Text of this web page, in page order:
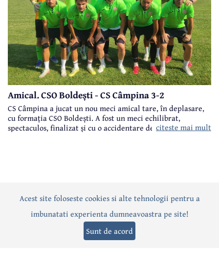
Amical. CSO Boldești - CS Câmpina 3-2
CS Câmpina a jucat un nou meci amical tare, în deplasare,
cu formația CSO Boldești. A fost un meci echilibrat,
spectaculos, finalizat și cu o accidentare destul de gravă, la
citeste mai mult
ActualitatePoliticăSocialEvenimentInterviuri
Editorial Sport Anunțuri
Acest site foloseste cookies si alte tehnologii pentru a
imbunatati experienta dumneavoastra pe site!
Sunt de acord